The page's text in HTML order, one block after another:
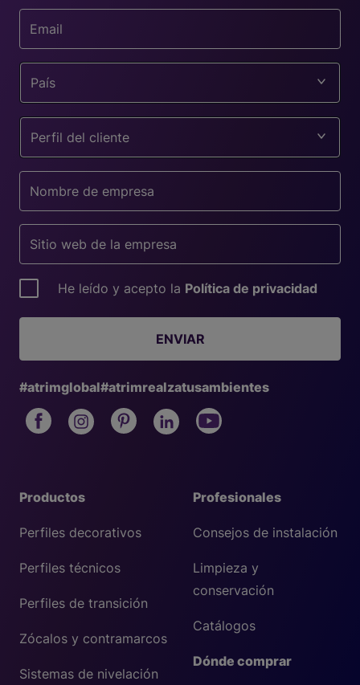
Profesionales
Consejos de instalación
Limpieza y
conservación
Catálogos
Dónde comprar
Productos
Perfiles decorativos
Perfiles técnicos
Perfiles de transición
Zócalos y contramarcos
Sistemas de nivelación
País
Perfil del cliente
He leído y acepto la Política de privacidad
ENVIAR
#atrimglobal#atrimrealzatusambientes